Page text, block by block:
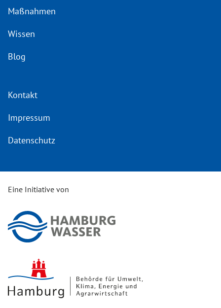
Maßnahmen
Wissen
Blog
Kontakt
Impressum
Datenschutz
Eine Initiative von